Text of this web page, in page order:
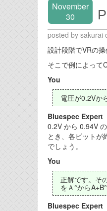
November
30
posted by sakurai
設計段階でVRの
そこで例によって
You
電圧が0.2Vか
Bluespec Expert
0.2V から 0.94V
とき、各ビットが
でしょう。
You
正解です。そ
をＡ°から
Bluespec Expert